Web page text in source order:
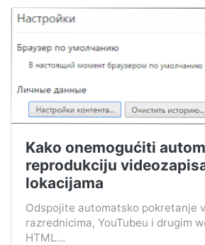
Kako onemogućiti
reprodukciju
lokacijama
Odspojite automatsko pokretanje
razrednicima, YouTubeu i drugim
HTML...